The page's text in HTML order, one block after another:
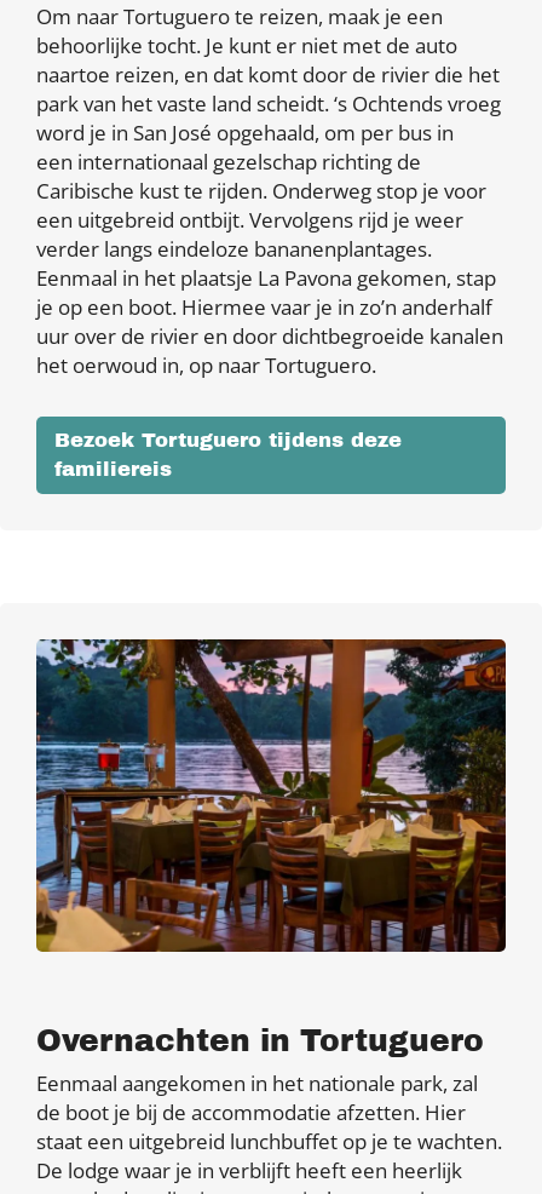
Om naar Tortuguero te reizen, maak je een
behoorlijke tocht. Je kunt er niet met de auto
naartoe reizen, en dat komt door de rivier die het
park van het vaste land scheidt. ‘s Ochtends vroeg
word je in San José opgehaald, om per bus in
een internationaal gezelschap richting de
Caribische kust te rijden. Onderweg stop je voor
een uitgebreid ontbijt. Vervolgens rijd je weer
verder langs eindeloze bananenplantages.
Eenmaal in het plaatsje La Pavona gekomen, stap
je op een boot. Hiermee vaar je in zo’n anderhalf
uur over de rivier en door dichtbegroeide kanalen
het oerwoud in, op naar Tortuguero.
Bezoek Tortuguero tijdens deze
familiereis
Overnachten in Tortuguero
Eenmaal aangekomen in het nationale park, zal
de boot je bij de accommodatie afzetten. Hier
staat een uitgebreid lunchbuffet op je te wachten.
De lodge waar je in verblijft heeft een heerlijk